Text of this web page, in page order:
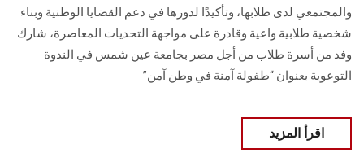
والمجتمعي لدى طلابها، وتأكيدًا لدورها في دعم القضايا الوطنية وبناء
شخصية طلابية واعية وقادرة على مواجهة التحديات المعاصرة، شارك
وفد من أسرة طلاب من أجل مصر بجامعة عين شمس في الندوة
التوعوية بعنوان “طفولة آمنة في وطن آمن”
اقرأ المزيد